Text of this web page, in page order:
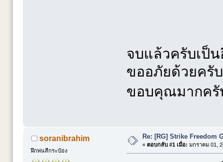
จบแล้วครับเป็
ขออภัยด้วยครั
ขอบคุณมากค
soranibrahim
ฝึกพ่นสีกระป๋อง
Re: [RG] Strike Freedom
« ตอบกลับ #1 เมื่อ: มกราคม 01,